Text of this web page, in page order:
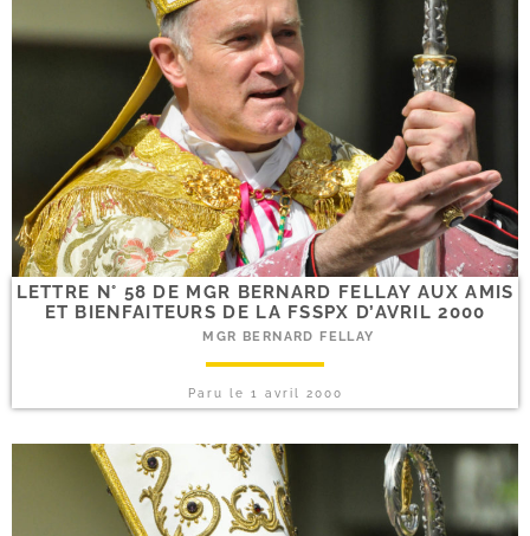
LETTRE N° 58 DE MGR BERNARD FELLAY AUX AMIS
ET BIENFAITEURS DE LA FSSPX D’AVRIL 2000
MGR BERNARD FELLAY
Paru le 1 avril 2000